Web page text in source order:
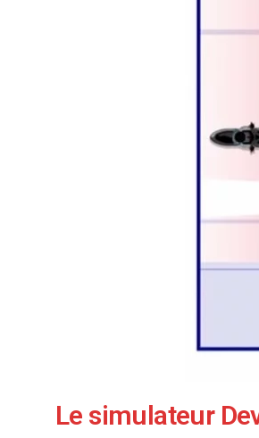
Le simulateur